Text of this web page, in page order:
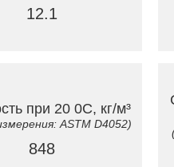
12.1
при 20 0C, кг/м³
ASTM D4052)
848